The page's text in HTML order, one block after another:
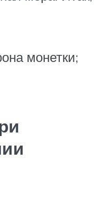
монетки;